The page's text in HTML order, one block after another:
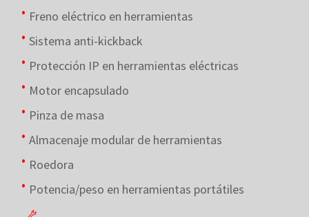
Freno eléctrico en herramientas
Sistema anti-kickback
Protección IP en herramientas eléctricas
Motor encapsulado
Pinza de masa
Almacenaje modular de herramientas
Roedora
Potencia/peso en herramientas portátiles